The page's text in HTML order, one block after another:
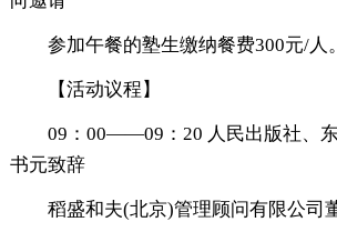
参加午餐的塾生缴纳餐费300元/人。
【活动议程】
09：00——09：20 人民出版社、
书元致辞
稻盛和夫(北京)管理顾问有限公司